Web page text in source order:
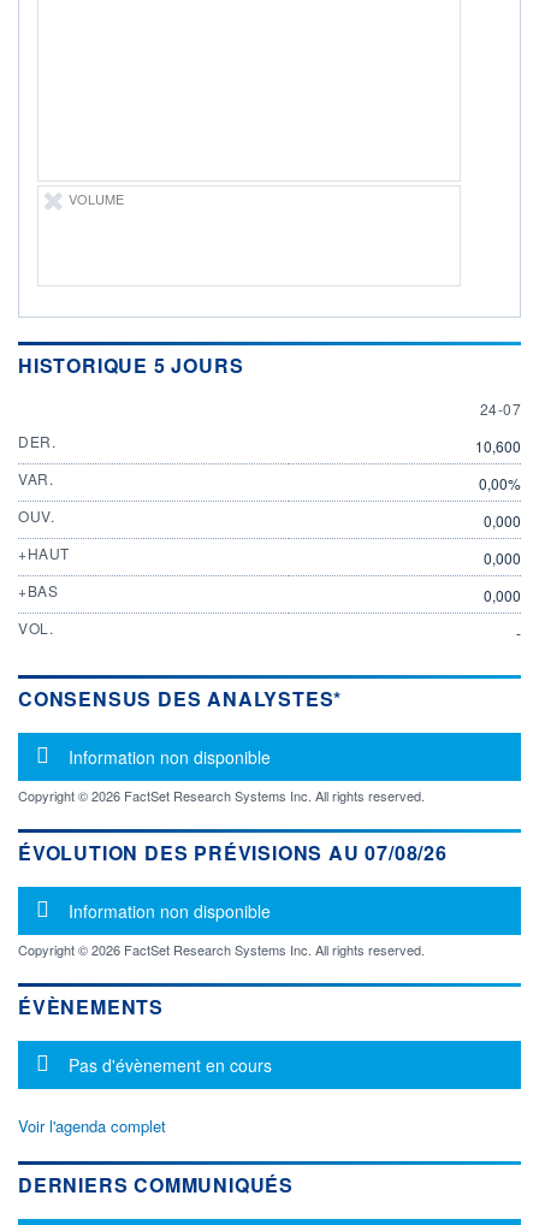
VOLUME
HISTORIQUE 5 JOURS
24 JULY
24-07
DER.
10,600
VAR.
0,00%
OUV.
0,000
+HAUT
0,000
+BAS
0,000
VOL.
-
CONSENSUS DES ANALYSTES*
Message d'information
Information non disponible
Copyright © 2026 FactSet Research Systems Inc. All rights reserved.
ÉVOLUTION DES PRÉVISIONS AU 07/08/26
Message d'information
Information non disponible
Copyright © 2026 FactSet Research Systems Inc. All rights reserved.
ÉVÈNEMENTS
Message d'information
Pas d'évènement en cours
Voir l'agenda complet
DERNIERS COMMUNIQUÉS